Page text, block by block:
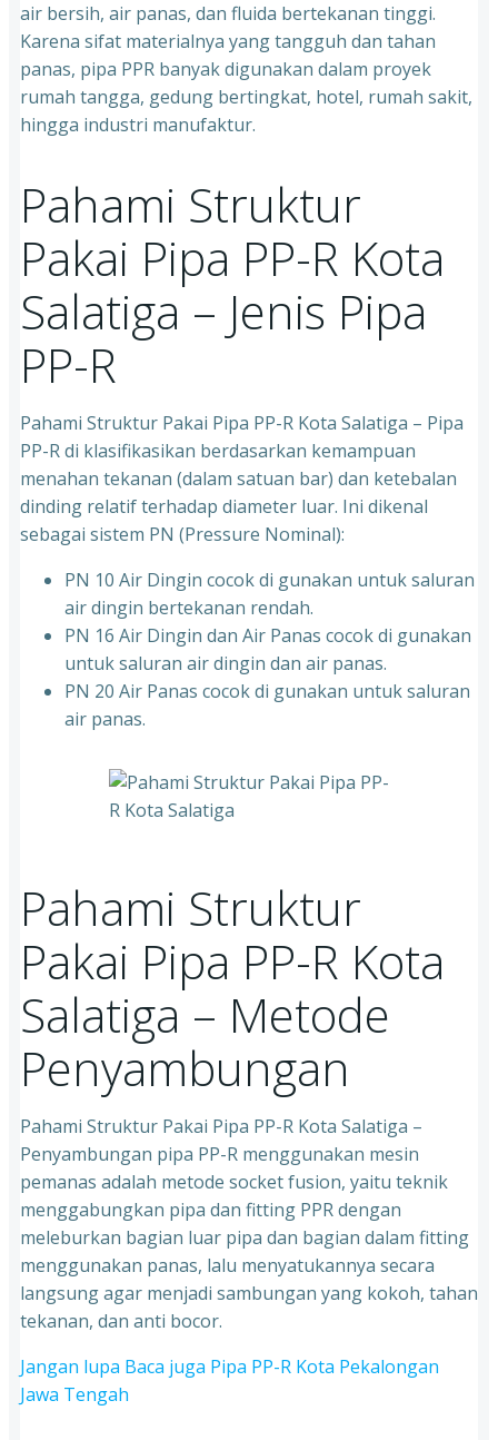
air bersih, air panas, dan fluida bertekanan tinggi.
Karena sifat materialnya yang tangguh dan tahan
panas, pipa PPR banyak digunakan dalam proyek
rumah tangga, gedung bertingkat, hotel, rumah sakit,
hingga industri manufaktur.
Pahami Struktur
Pakai Pipa PP-R Kota
Salatiga – Jenis Pipa
PP-R
Pahami Struktur Pakai Pipa PP-R Kota Salatiga – Pipa
PP-R di klasifikasikan berdasarkan kemampuan
menahan tekanan (dalam satuan bar) dan ketebalan
dinding relatif terhadap diameter luar. Ini dikenal
sebagai sistem PN (Pressure Nominal):
PN 10 Air Dingin cocok di gunakan untuk saluran
air dingin bertekanan rendah.
PN 16 Air Dingin dan Air Panas cocok di gunakan
untuk saluran air dingin dan air panas.
PN 20 Air Panas cocok di gunakan untuk saluran
air panas.
Pahami Struktur
Pakai Pipa PP-R Kota
Salatiga – Metode
Penyambungan
Pahami Struktur Pakai Pipa PP-R Kota Salatiga –
Penyambungan pipa PP-R menggunakan mesin
pemanas adalah metode socket fusion, yaitu teknik
menggabungkan pipa dan fitting PPR dengan
meleburkan bagian luar pipa dan bagian dalam fitting
menggunakan panas, lalu menyatukannya secara
langsung agar menjadi sambungan yang kokoh, tahan
tekanan, dan anti bocor.
Jangan lupa Baca juga Pipa PP-R Kota Pekalongan
Jawa Tengah